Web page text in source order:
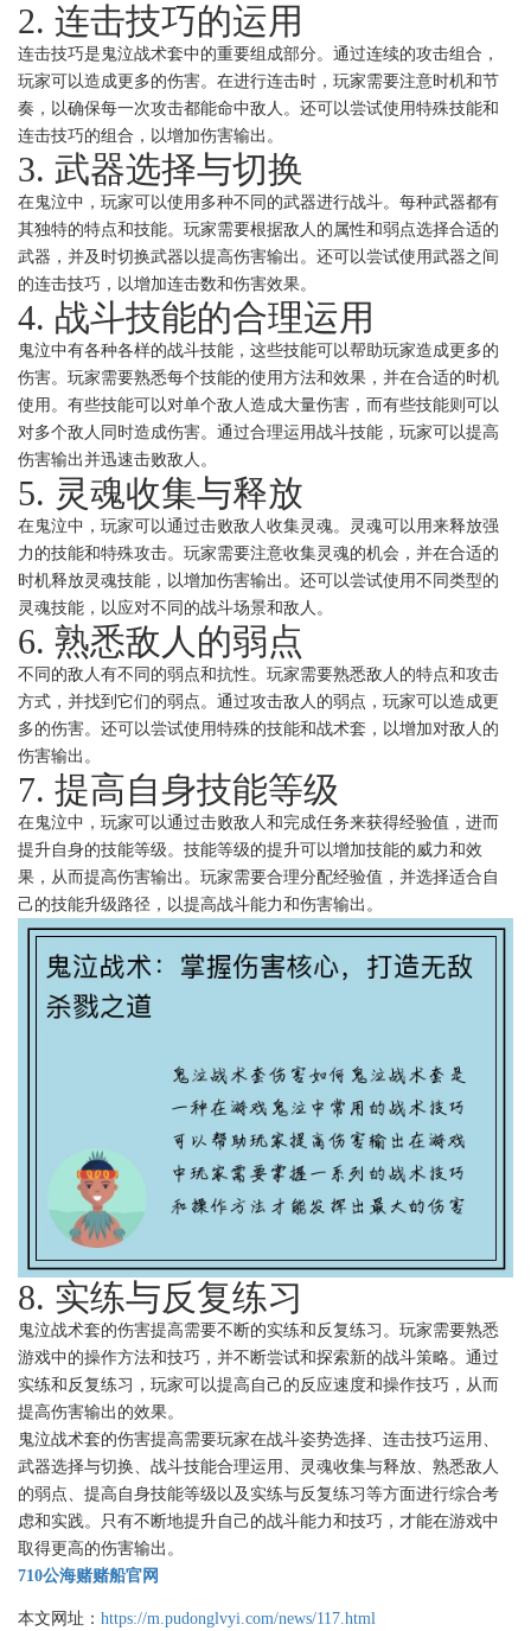
2. 连击技巧的运用
连击技巧是鬼泣战术套中的重要组成部分。通过连续的攻击组合，
玩家可以造成更多的伤害。在进行连击时，玩家需要注意时机和节
奏，以确保每一次攻击都能命中敌人。还可以尝试使用特殊技能和
连击技巧的组合，以增加伤害输出。
3. 武器选择与切换
在鬼泣中，玩家可以使用多种不同的武器进行战斗。每种武器都有
其独特的特点和技能。玩家需要根据敌人的属性和弱点选择合适的
武器，并及时切换武器以提高伤害输出。还可以尝试使用武器之间
的连击技巧，以增加连击数和伤害效果。
4. 战斗技能的合理运用
鬼泣中有各种各样的战斗技能，这些技能可以帮助玩家造成更多的
伤害。玩家需要熟悉每个技能的使用方法和效果，并在合适的时机
使用。有些技能可以对单个敌人造成大量伤害，而有些技能则可以
对多个敌人同时造成伤害。通过合理运用战斗技能，玩家可以提高
伤害输出并迅速击败敌人。
5. 灵魂收集与释放
在鬼泣中，玩家可以通过击败敌人收集灵魂。灵魂可以用来释放强
力的技能和特殊攻击。玩家需要注意收集灵魂的机会，并在合适的
时机释放灵魂技能，以增加伤害输出。还可以尝试使用不同类型的
灵魂技能，以应对不同的战斗场景和敌人。
6. 熟悉敌人的弱点
不同的敌人有不同的弱点和抗性。玩家需要熟悉敌人的特点和攻击
方式，并找到它们的弱点。通过攻击敌人的弱点，玩家可以造成更
多的伤害。还可以尝试使用特殊的技能和战术套，以增加对敌人的
伤害输出。
7. 提高自身技能等级
在鬼泣中，玩家可以通过击败敌人和完成任务来获得经验值，进而
提升自身的技能等级。技能等级的提升可以增加技能的威力和效
果，从而提高伤害输出。玩家需要合理分配经验值，并选择适合自
己的技能升级路径，以提高战斗能力和伤害输出。
8. 实练与反复练习
鬼泣战术套的伤害提高需要不断的实练和反复练习。玩家需要熟悉
游戏中的操作方法和技巧，并不断尝试和探索新的战斗策略。通过
实练和反复练习，玩家可以提高自己的反应速度和操作技巧，从而
提高伤害输出的效果。
鬼泣战术套的伤害提高需要玩家在战斗姿势选择、连击技巧运用、
武器选择与切换、战斗技能合理运用、灵魂收集与释放、熟悉敌人
的弱点、提高自身技能等级以及实练与反复练习等方面进行综合考
虑和实践。只有不断地提升自己的战斗能力和技巧，才能在游戏中
取得更高的伤害输出。
710公海赌赌船官网
本文网址： https://m.pudonglvyi.com/news/117.html